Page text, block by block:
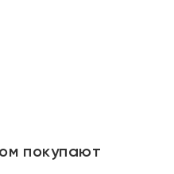
покупают